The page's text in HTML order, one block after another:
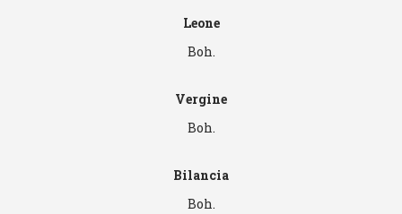
Leone
Boh.
Vergine
Boh.
Bilancia
Boh.